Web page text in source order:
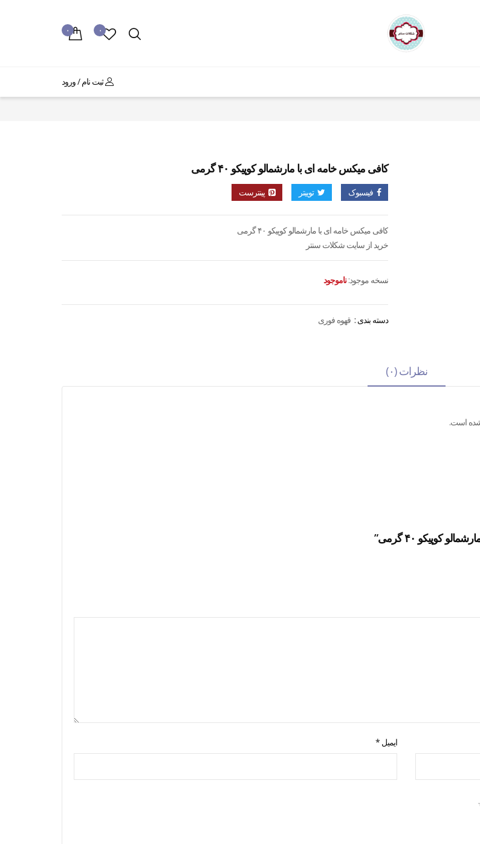
۰ ۰
ثبت نام / ورود
کافی میکس خامه ای با مارشمالو کوپیکو ۴۰ گرمی
فیسبوک توییتر پینترست
کافی میکس خامه ای با مارشمالو کوپیکو ۴۰ گرمی
خرید از سایت شکلات سنتر
نسخه موجود: ناموجود
دسته بندی : قهوه فوری
نظرات (۰)
است.
۴۰ گرمی”
ایمیل *